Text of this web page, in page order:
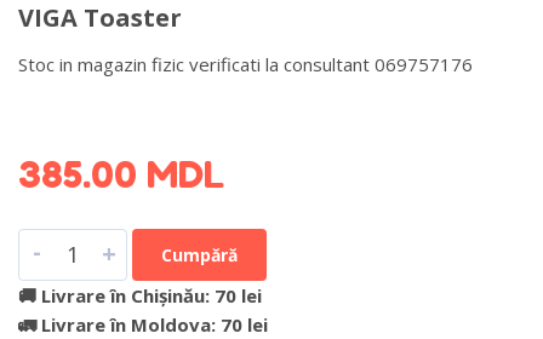
VIGA Toaster
Stoc in magazin fizic verificati la consultant 069757176
385.00 MDL
- + Cumpără
🚚 Livrare în Chișinău: 70 lei
🚛 Livrare în Moldova: 70 lei